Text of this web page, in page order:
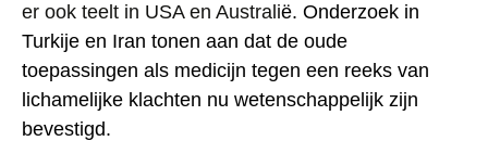
er ook teelt in USA en Australië. Onderzoek in
Turkije en Iran tonen aan dat de oude
toepassingen als medicijn tegen een reeks van
lichamelijke klachten nu wetenschappelijk zijn
bevestigd.